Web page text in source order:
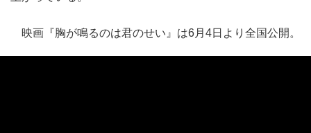
映画『胸が鳴るのは君のせい』は6月4日より全国公開。